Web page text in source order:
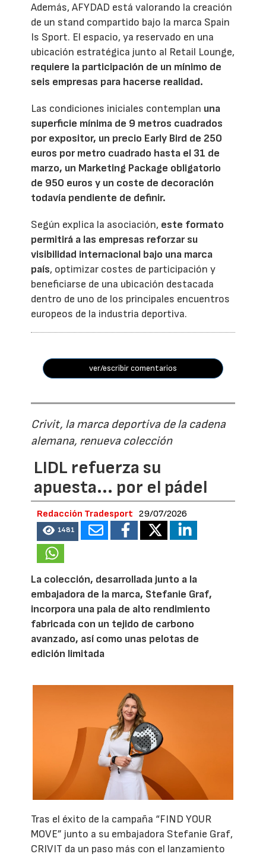
Además, AFYDAD está valorando la creación
de un stand compartido bajo la marca Spain
Is Sport. El espacio, ya reservado en una
ubicación estratégica junto al Retail Lounge,
requiere la participación de un mínimo de
seis empresas para hacerse realidad.
Las condiciones iniciales contemplan una
superficie mínima de 9 metros cuadrados
por expositor, un precio Early Bird de 250
euros por metro cuadrado hasta el 31 de
marzo, un Marketing Package obligatorio
de 950 euros y un coste de decoración
todavía pendiente de definir.
Según explica la asociación, este formato
permitirá a las empresas reforzar su
visibilidad internacional bajo una marca
país, optimizar costes de participación y
beneficiarse de una ubicación destacada
dentro de uno de los principales encuentros
europeos de la industria deportiva.
ver/escribir comentarios
Crivit, la marca deportiva de la cadena
alemana, renueva colección
LIDL refuerza su
apuesta... por el pádel
Redacción Tradesport 29/07/2026
1481
La colección, desarrollada junto a la
embajadora de la marca, Stefanie Graf,
incorpora una pala de alto rendimiento
fabricada con un tejido de carbono
avanzado, así como unas pelotas de
edición limitada
Tras el éxito de la campaña “FIND YOUR
MOVE” junto a su embajadora Stefanie Graf,
CRIVIT da un paso más con el lanzamiento